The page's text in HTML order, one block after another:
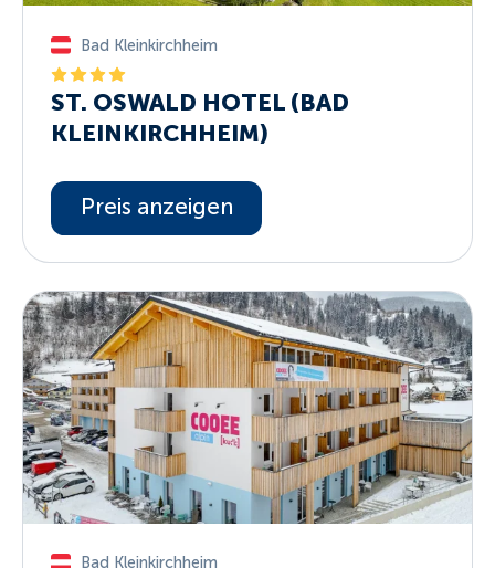
Bad Kleinkirchheim
ST. OSWALD HOTEL (BAD
KLEINKIRCHHEIM)
Preis anzeigen
Bad Kleinkirchheim